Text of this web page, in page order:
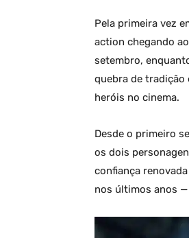
Pela primeira vez
action chegando
setembro,
quebra de tradição
heróis no cinema.
Desde o primeiro
os dois
confiança
nos últimos anos